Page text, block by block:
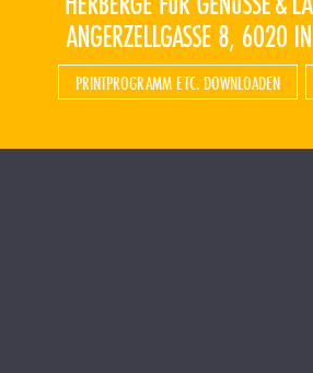
PRINTPROGRAMM ETC. DOWNLOADEN